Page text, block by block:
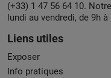
(+33) 1 47 56 64 10.
lundi au vendredi, de 9h à
Liens utiles
Exposer
Info pratiques